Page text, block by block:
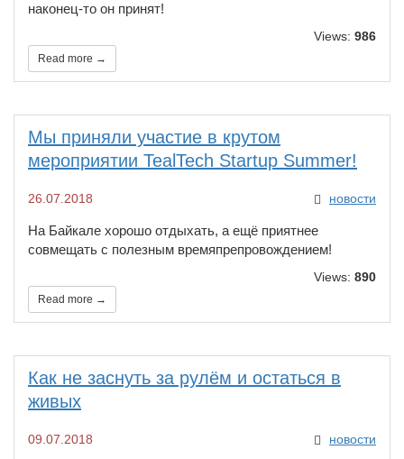
наконец-то он принят!
Views: 986
Read more →
Мы приняли участие в крутом
мероприятии TealTech Startup Summer!
новости
26.07.2018
​На Байкале хорошо отдыхать, а ещё приятнее
совмещать с полезным времяпрепровождением!
Views: 890
Read more →
​Как не заснуть за рулём и остаться в
живых
новости
09.07.2018